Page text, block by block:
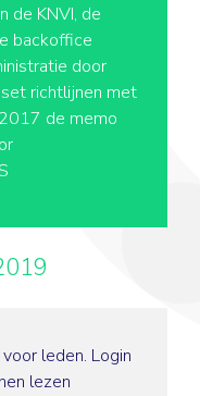
de KNVI, de
backoffice
door
richtlijnen met
de memo
leden. Login
lezen